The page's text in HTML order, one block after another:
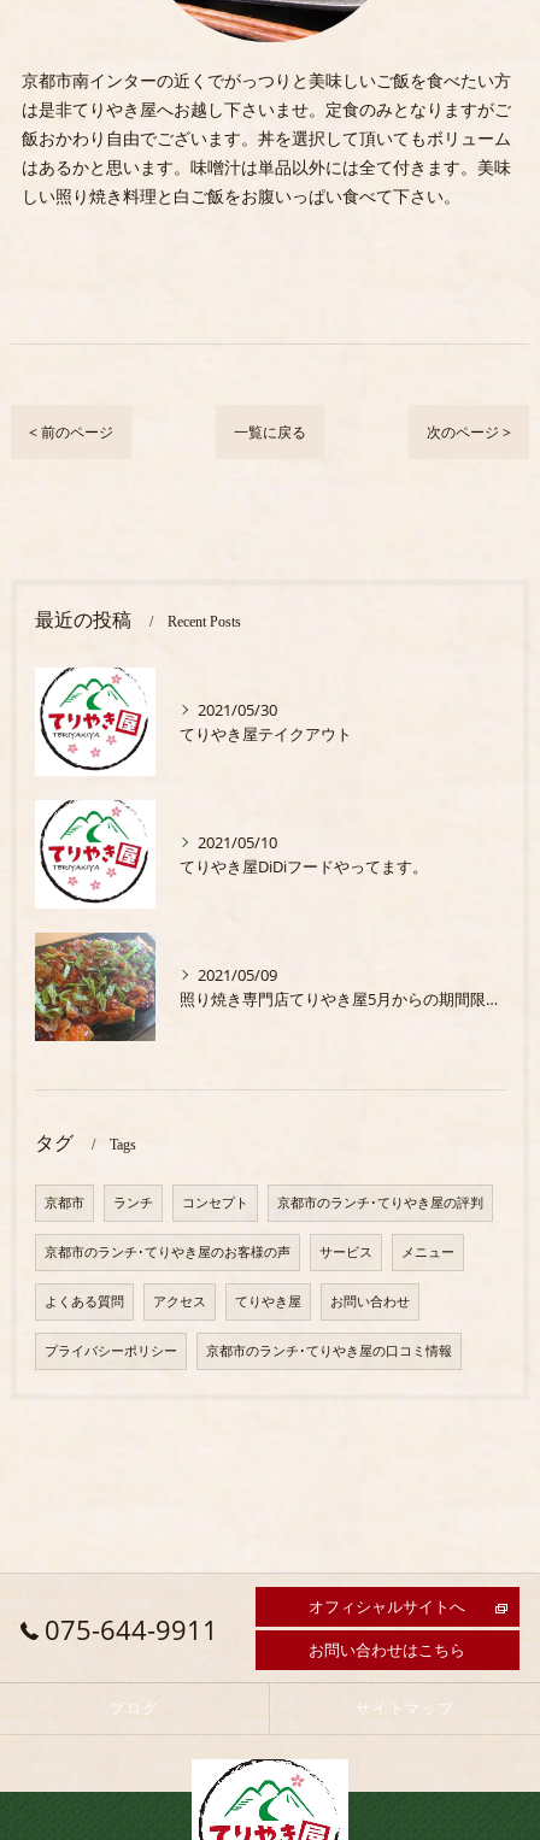
京都市南インターの近くでがっつりと美味しいご飯を食べたい方
は是非てりやき屋へお越し下さいませ。定食のみとなりますがご
飯おかわり自由でございます。丼を選択して頂いてもボリューム
はあるかと思います。味噌汁は単品以外には全て付きます。美味
しい照り焼き料理と白ご飯をお腹いっぱい食べて下さい。
< 前のページ 一覧に戻る 次のページ >
最近の投稿 Recent Posts
2021/05/30
てりやき屋テイクアウト
2021/05/10
てりやき屋DiDiフードやってます。
2021/05/09
照り焼き専門店てりやき屋5月からの期間限定商品
タグ Tags
京都市 ランチ コンセプト 京都市のランチ･てりやき屋の評判
京都市のランチ･てりやき屋のお客様の声 サービス メニュー
よくある質問 アクセス てりやき屋 お問い合わせ
プライバシーポリシー 京都市のランチ･てりやき屋の口コミ情報
075-644-9911
オフィシャルサイトへ
お問い合わせはこちら
ブログ サイトマップ